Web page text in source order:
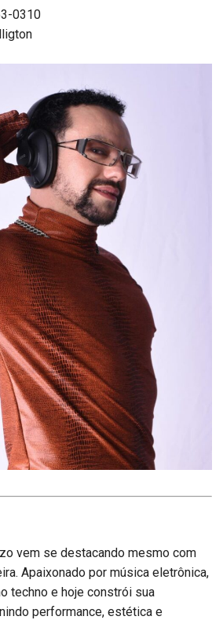
0310
vem se destacando mesmo com
Apaixonado por música eletrônica,
techno e hoje constrói sua
performance, estética e